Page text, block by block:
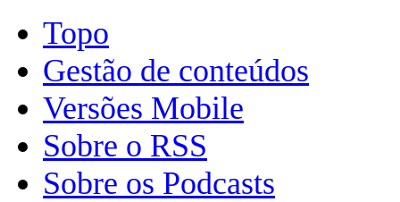
Topo
Gestão de conteúdos
Versões Mobile
Sobre o RSS
Sobre os Podcasts